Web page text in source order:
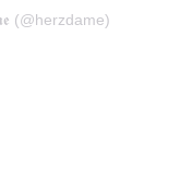
(@herzdame)